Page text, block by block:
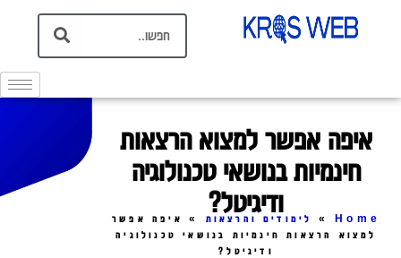
איפה אפשר למצוא הרצאות
חינמיות בנושאי טכנולוגיה
ודיגיטל?
Home
» לימודים והרצאות »
איפה אפשר
למצוא הרצאות חינמיות בנושאי טכנולוגיה
ודיגיטל?